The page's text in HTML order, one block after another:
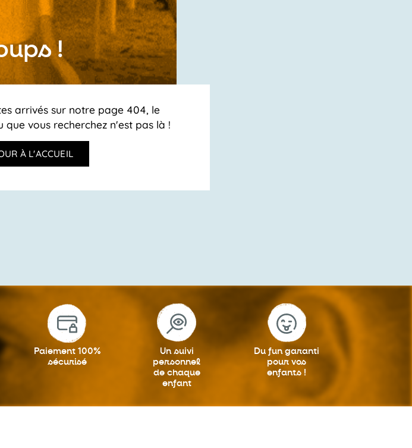
!
arrivés sur notre page 404, le
que vous recherchez n'est pas là !
À L'ACCUEIL
Paiement 100%
sécurisé
Un suivi
personnel
de chaque
enfant
Du fun garanti
pour vos
enfants !